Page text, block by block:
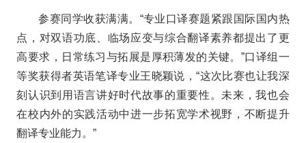
参赛同学收获满满。“专业口译赛题紧跟国际国内热
点，对双语功底、临场应变与综合翻译素养都提出了更
高要求，日常练习与拓展是厚积薄发的关键。”口译组一
等奖获得者英语笔译专业王晓颖说，“这次比赛也让我深
刻认识到用语言讲好时代故事的重要性。未来，我也会
在校内外的实践活动中进一步拓宽学术视野，不断提升
翻译专业能力。”